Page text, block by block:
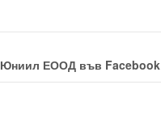
Юниил ЕООД във Facebook